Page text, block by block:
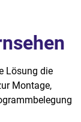
Lösung die
Montage,